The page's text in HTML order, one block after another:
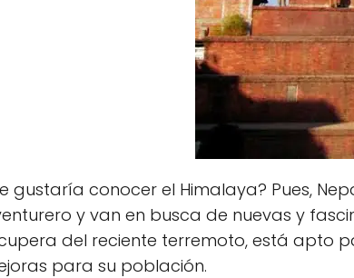
gustaría conocer el Himalaya? Pues,
y van en busca de nuevas y
del reciente terremoto, está apto
para su población.